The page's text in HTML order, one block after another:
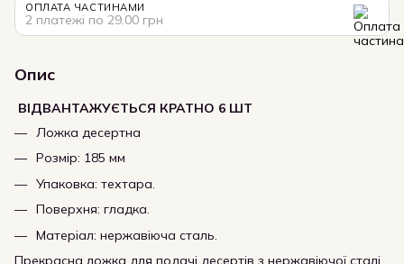
ОПЛАТА ЧАСТИНАМИ
2 платежі по 29.00 грн
Опис
ВІДВАНТАЖУЄТЬСЯ КРАТНО 6 ШТ
Ложка десертна
Розмір: 185 мм
Упаковка: техтара.
Поверхня: гладка.
Матеріал: нержавіюча сталь.
Прекрасна ложка для подачі десертів з нержавіючої сталі